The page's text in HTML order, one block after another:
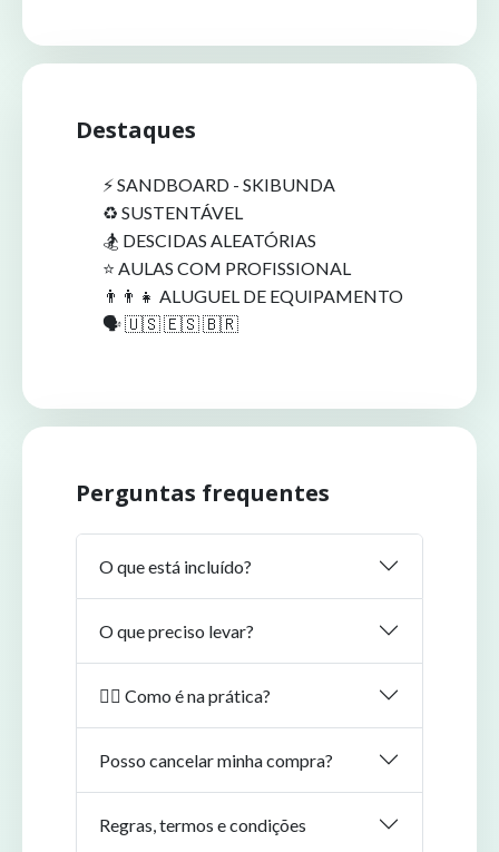
Destaques
⚡️ SANDBOARD - SKIBUNDA
♻️ SUSTENTÁVEL
🏂 DESCIDAS ALEATÓRIAS
⭐️ AULAS COM PROFISSIONAL
👨‍👨‍👧 ALUGUEL DE EQUIPAMENTO
🗣️ 🇺🇸 🇪🇸 🇧🇷
Perguntas frequentes
O que está incluído?
O que preciso levar?
🏄‍♂️ Como é na prática?
Posso cancelar minha compra?
Regras, termos e condições